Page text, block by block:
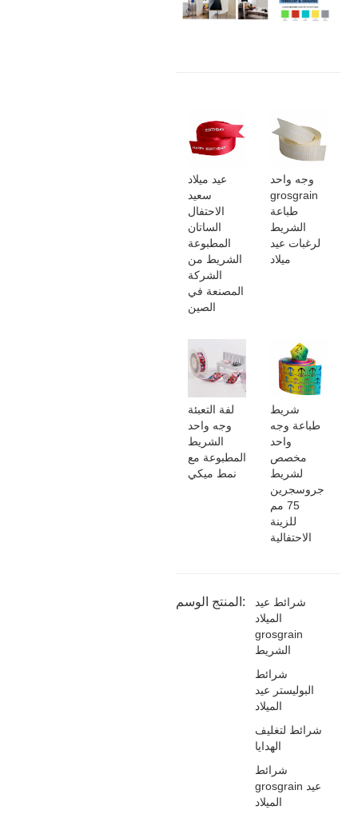
عيد ميلاد
سعيد
الاحتفال
الساتان
المطبوعة
الشريط من
الشركة
المصنعة في
الصين
وجه واحد
grosgrain
طباعة
الشريط
لرغبات عيد
ميلاد
لفة التعبئة
وجه واحد
الشريط
المطبوعة مع
نمط ميكي
شريط
طباعة وجه
واحد
مخصص
لشريط
جروسجرين
75 مم
للزينة
الاحتفالية
المنتج الوسم:
شرائط عيد
الميلاد
grosgrain
الشريط
شرائط
البوليستر عيد
الميلاد
شرائط لتغليف
الهدايا
شرائط
grosgrain عيد
الميلاد